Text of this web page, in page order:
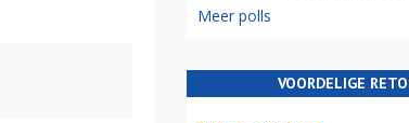
Meer polls
VOORDELIGE